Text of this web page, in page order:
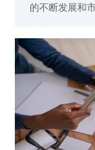
的不断发展和